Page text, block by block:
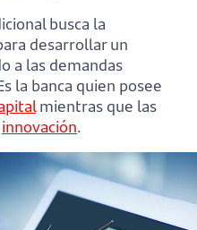
busca la
desarrollar un
a las demandas
la banca quien posee
mientras que las
innovación.